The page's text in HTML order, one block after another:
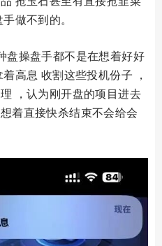
做不到的。
盘操盘手都不是在想着好好
高息 收割这些投机份子 ，
，认为刚开盘的项目进去
着直接快杀结束不会给会